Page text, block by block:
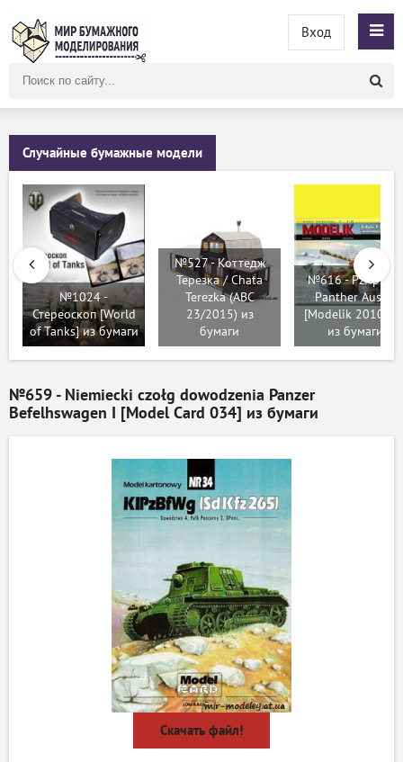
сайту
Вход
Случайные бумажные модели
№1024 -
Стереоскоп [World
of Tanks] из бумаги
№527 - Коттедж
Терезка / Chata
Terezka (ABC
23/2015) из
бумаги
№616 - PzKpfw V
Panther Ausf.G
[Modelik 2010-
из бумаги
№659 - Niemiecki czołg dowodzenia Panzer
Befelhswagen I [Model Card 034] из бумаги
Скачать файл!